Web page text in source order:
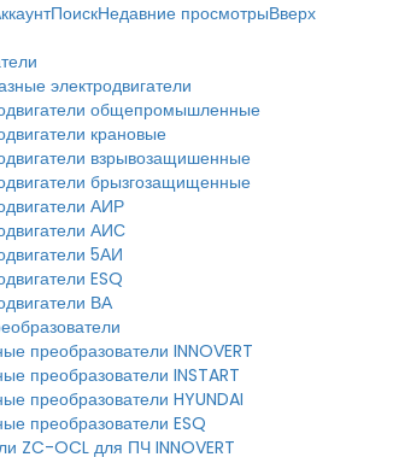
ПоискНедавние просмотрыВверх
электродвигатели
общепромышленные
крановые
взрывозащишенные
брызгозащищенные
АИР
АИС
5АИ
ESQ
ВА
преобразователи INNOVERT
преобразователи INSTART
преобразователи HYUNDAI
преобразователи ESQ
ZC-OCL для ПЧ INNOVERT